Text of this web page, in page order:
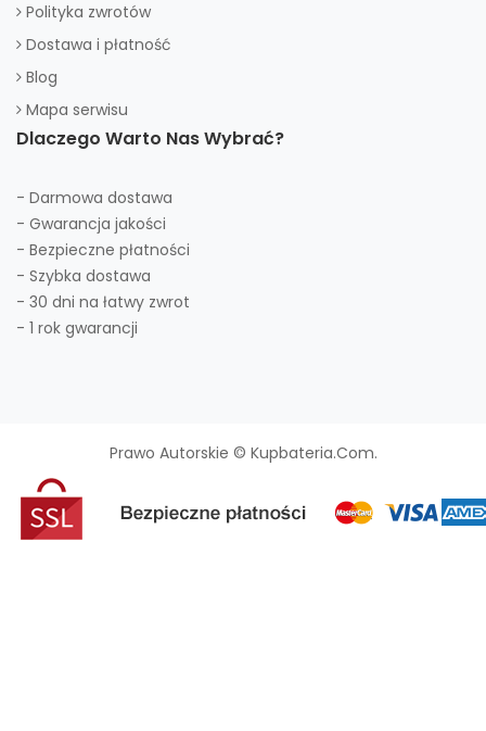
Polityka zwrotów
Dostawa i płatność
Blog
Mapa serwisu
Dlaczego Warto Nas Wybrać?
- Darmowa dostawa
- Gwarancja jakości
- Bezpieczne płatności
- Szybka dostawa
- 30 dni na łatwy zwrot
- 1 rok gwarancji
Prawo Autorskie © Kupbateria.com.